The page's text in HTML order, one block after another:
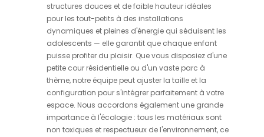
structures douces et de faible hauteur idéales
pour les tout-petits à des installations
dynamiques et pleines d'énergie qui séduisent les
adolescents — elle garantit que chaque enfant
puisse profiter du plaisir. Que vous disposiez d'une
petite cour résidentielle ou d'un vaste parc à
thème, notre équipe peut ajuster la taille et la
configuration pour s'intégrer parfaitement à votre
espace. Nous accordons également une grande
importance à l'écologie : tous les matériaux sont
non toxiques et respectueux de l'environnement, ce